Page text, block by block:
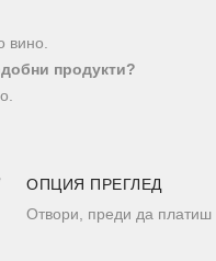
вино.
продукти?
ОПЦИЯ ПРЕГЛЕД
Отвори, преди да платиш